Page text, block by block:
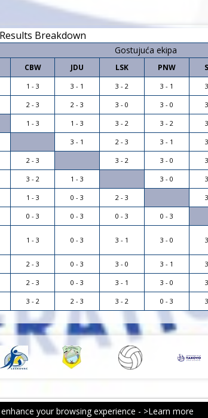
your browsing experience - >Learn more
Results Breakdown
Gostujuća ekipa
CBW JDU LSK PNW
1 - 3 3 - 1 3 - 2 3 - 1
2 - 3 2 - 3 3 - 0 3 - 0
1 - 3 1 - 3 3 - 2 3 - 2
3 - 1 2 - 3 3 - 1
2 - 3 3 - 2 3 - 0
3 - 2 1 - 3 3 - 0
1 - 3 0 - 3 2 - 3
0 - 3 0 - 3 0 - 3 0 - 3
1 - 3 0 - 3 3 - 1 3 - 0
2 - 3 0 - 3 3 - 0 3 - 1
2 - 3 0 - 3 3 - 1 3 - 0
3 - 2 2 - 3 3 - 2 0 - 3
Web